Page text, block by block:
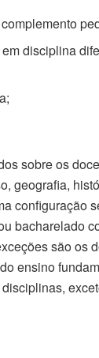
disciplina
sobre os
geografia,
configuração
bacharelado
são os
ensino